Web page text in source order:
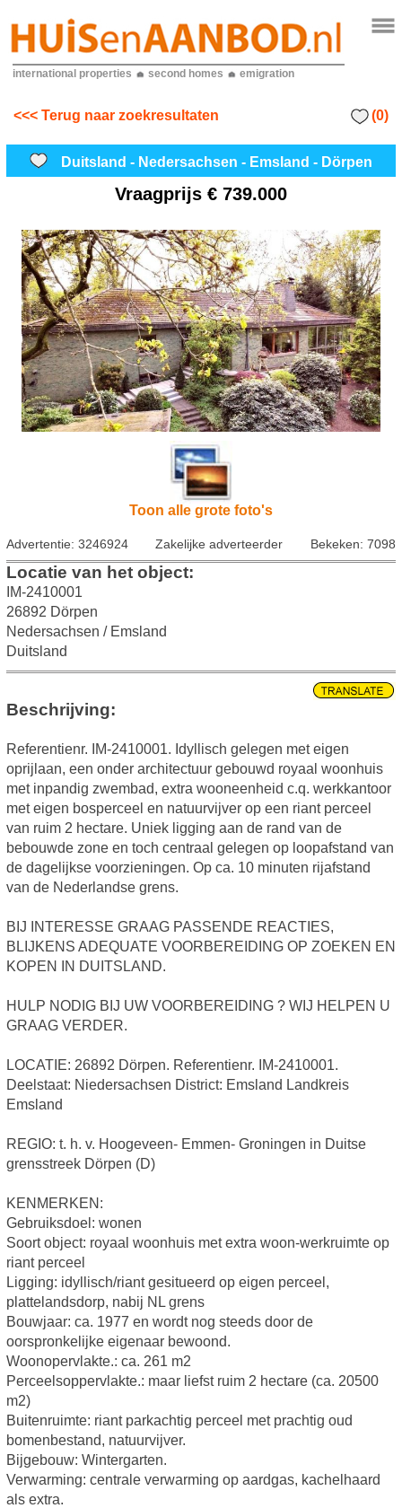
international properties second homes emigration
<<< Terug naar zoekresultaten (0)
Duitsland - Nedersachsen - Emsland - Dörpen
Vraagprijs € 739.000
Toon alle grote foto's
Advertentie: 3246924 Zakelijke adverteerder Bekeken: 7098
Locatie van het object:
IM-2410001
26892 Dörpen
Nedersachsen / Emsland
Duitsland
Beschrijving:
Referentienr. IM-2410001. Idyllisch gelegen met eigen
oprijlaan, een onder architectuur gebouwd royaal woonhuis
met inpandig zwembad, extra wooneenheid c.q. werkkantoor
met eigen bosperceel en natuurvijver op een riant perceel
van ruim 2 hectare. Uniek ligging aan de rand van de
bebouwde zone en toch centraal gelegen op loopafstand van
de dagelijkse voorzieningen. Op ca. 10 minuten rijafstand
van de Nederlandse grens.
BIJ INTERESSE GRAAG PASSENDE REACTIES,
BLIJKENS ADEQUATE VOORBEREIDING OP ZOEKEN EN
KOPEN IN DUITSLAND.
HULP NODIG BIJ UW VOORBEREIDING ? WIJ HELPEN U
GRAAG VERDER.
LOCATIE: 26892 Dörpen. Referentienr. IM-2410001.
Deelstaat: Niedersachsen District: Emsland Landkreis
Emsland
REGIO: t. h. v. Hoogeveen- Emmen- Groningen in Duitse
grensstreek Dörpen (D)
KENMERKEN:
Gebruiksdoel: wonen
Soort object: royaal woonhuis met extra woon-werkruimte op
riant perceel
Ligging: idyllisch/riant gesitueerd op eigen perceel,
plattelandsdorp, nabij NL grens
Bouwjaar: ca. 1977 en wordt nog steeds door de
oorspronkelijke eigenaar bewoond.
Woonopervlakte.: ca. 261 m2
Perceelsoppervlakte.: maar liefst ruim 2 hectare (ca. 20500
m2)
Buitenruimte: riant parkachtig perceel met prachtig oud
bomenbestand, natuurvijver.
Bijgebouw: Wintergarten.
Verwarming: centrale verwarming op aardgas, kachelhaard
als extra.